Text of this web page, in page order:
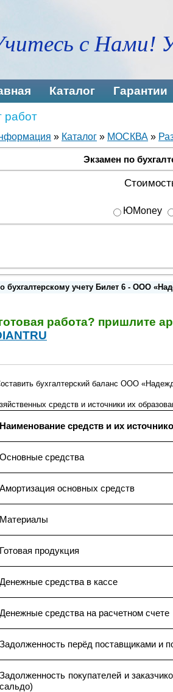
с Нами!
Каталог Гарантии
работ
» Каталог » МОСКВА »
Экзамен по
ЮMoney
бухгалтерскому учету Билет 6 - ООО
работа? пришлите
бухгалтерский баланс ООО
средств и источники их
Наименование средств и их
Основные средства
Амортизация основных средств
Материалы
Готовая продукция
Денежные средства в кассе
Денежные средства на расчетном счете
Задолженность перёд поставщиками и
Задолженность покупателей и
сальдо)